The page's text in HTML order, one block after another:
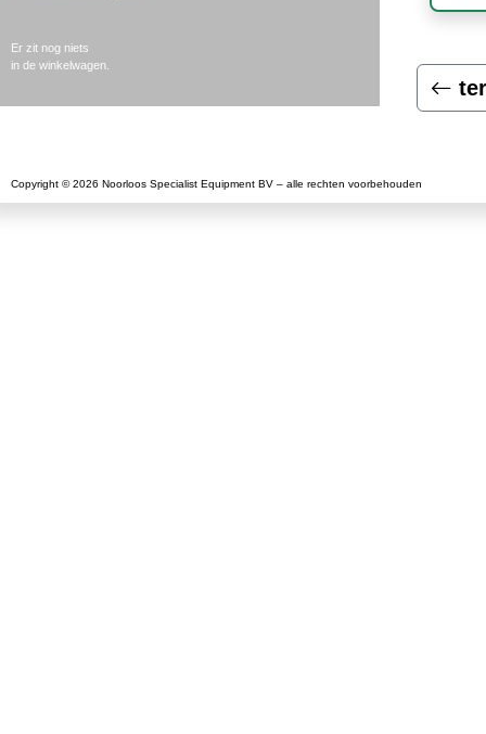
Er zit nog niets
in de winkelwagen.
Copyright © 2026 Noorloos Specialist Equipment BV – alle rechten voorbehouden